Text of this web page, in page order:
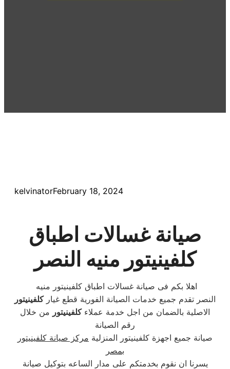
kelvinatorFebruary 18, 2024
صيانة غسالات اطباق
كلفينيتور منيه النصر
النصر تقدم جميع خدمات الصيانة الفورية قطع غياركلفينيتور
الاصلية بالضمان من اجل خدمة عملاءكلفينيتور من خلال
رقم الصيانة
صيانة جميع اجهزة كلفينيتور المنزلية مركز صيانة كلفينيتور
بمصر
يسرنا ان نقوم بخدمتكم على مدار الساعه بتوكيل صيانة